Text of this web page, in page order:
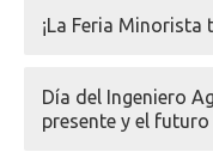
¡La Feria
Día del Ingeniero
presente y el